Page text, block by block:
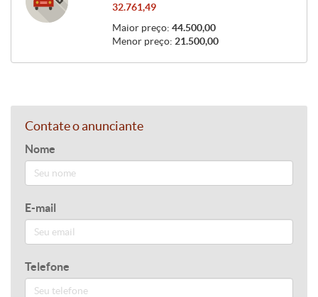
32.761,49
Maior preço: 44.500,00
Menor preço: 21.500,00
Contate o anunciante
Nome
E-mail
Telefone